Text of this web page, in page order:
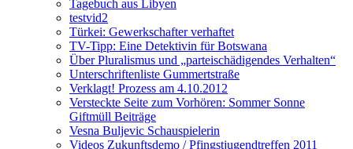
Tagebuch aus Libyen
testvid2
Türkei: Gewerkschafter verhaftet
TV-Tipp: Eine Detektivin für Botswana
Über Pluralismus und „parteischädigendes Verhalten“
Unterschriftenliste Gummertstraße
Verklagt! Prozess am 4.10.2012
Versteckte Seite zum Vorhören: Sommer Sonne
Giftmüll Beiträge
Vesna Buljevic Schauspielerin
Videos Zukunftsdemo / Pfingstjugendtreffen 2011